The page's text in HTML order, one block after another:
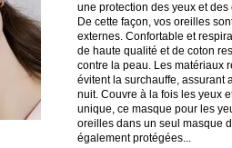
une protection des yeux et
De cette façon, vos oreilles
externes. Confortable et
de haute qualité et de coton
contre la peau. Les matériaux
évitent la surchauffe, assurant
nuit. Couvre à la fois les yeux
unique, ce masque pour les
oreilles dans un seul masque
également protégées...